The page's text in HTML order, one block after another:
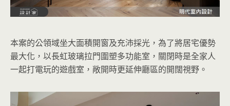
本案的公領域坐大面積開窗及充沛採光，為了將居宅優勢
最大化，以長虹玻璃拉門圍塑多功能室，關閉時是全家人
一起打電玩的遊戲室，敞開時更延伸廳區的開闊視野。